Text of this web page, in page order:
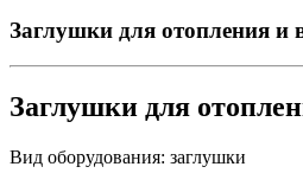
Заглушки для отопления и
Заглушки для
Вид оборудования: заглушки